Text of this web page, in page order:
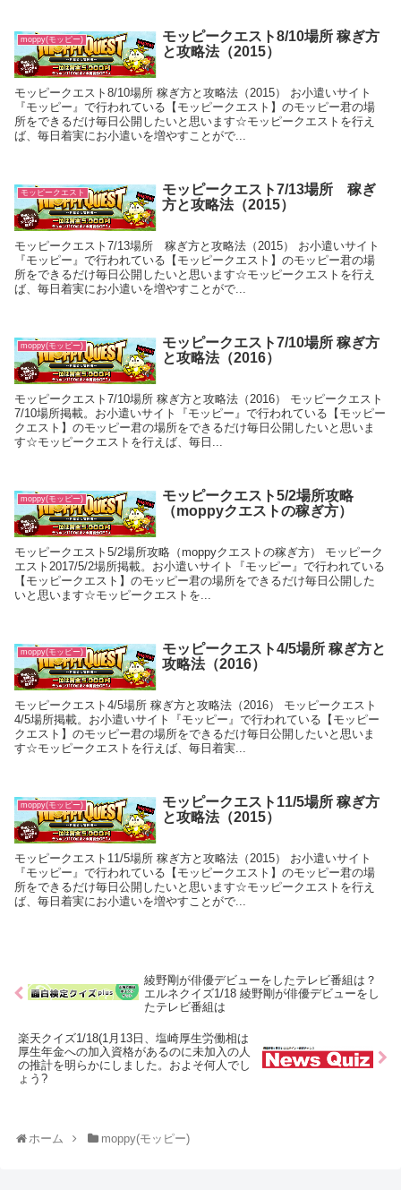
moppy(モッピー)
モッピークエスト8/10場所 稼ぎ方
と攻略法（2015）
モッピークエスト8/10場所 稼ぎ方と攻略法（2015） お小遣いサイト
『モッピー』で行われている【モッピークエスト】のモッピー君の場
所をできるだけ毎日公開したいと思います☆モッピークエストを行え
ば、毎日着実にお小遣いを増やすことがで...
モッピークエスト
モッピークエスト7/13場所 稼ぎ
方と攻略法（2015）
モッピークエスト7/13場所 稼ぎ方と攻略法（2015） お小遣いサイト
『モッピー』で行われている【モッピークエスト】のモッピー君の場
所をできるだけ毎日公開したいと思います☆モッピークエストを行え
ば、毎日着実にお小遣いを増やすことがで...
moppy(モッピー)
モッピークエスト7/10場所 稼ぎ方
と攻略法（2016）
モッピークエスト7/10場所 稼ぎ方と攻略法（2016） モッピークエスト
7/10場所掲載。お小遣いサイト『モッピー』で行われている【モッピー
クエスト】のモッピー君の場所をできるだけ毎日公開したいと思いま
す☆モッピークエストを行えば、毎日...
moppy(モッピー)
モッピークエスト5/2場所攻略
（moppyクエストの稼ぎ方）
モッピークエスト5/2場所攻略（moppyクエストの稼ぎ方） モッピーク
エスト2017/5/2場所掲載。お小遣いサイト『モッピー』で行われている
【モッピークエスト】のモッピー君の場所をできるだけ毎日公開した
いと思います☆モッピークエストを...
moppy(モッピー)
モッピークエスト4/5場所 稼ぎ方と
攻略法（2016）
モッピークエスト4/5場所 稼ぎ方と攻略法（2016） モッピークエスト
4/5場所掲載。お小遣いサイト『モッピー』で行われている【モッピー
クエスト】のモッピー君の場所をできるだけ毎日公開したいと思いま
す☆モッピークエストを行えば、毎日着実...
moppy(モッピー)
モッピークエスト11/5場所 稼ぎ方
と攻略法（2015）
モッピークエスト11/5場所 稼ぎ方と攻略法（2015） お小遣いサイト
『モッピー』で行われている【モッピークエスト】のモッピー君の場
所をできるだけ毎日公開したいと思います☆モッピークエストを行え
ば、毎日着実にお小遣いを増やすことがで...
綾野剛が俳優デビューをしたテレビ番組は？
エルネクイズ1/18 綾野剛が俳優デビューをし
たテレビ番組は
楽天クイズ1/18(1月13日、塩崎厚生労働相は
厚生年金への加入資格があるのに未加入の人
の推計を明らかにしました。およそ何人でし
ょう?
ホーム moppy(モッピー)